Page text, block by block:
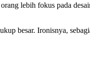
lebih fokus pada
besar. Ironisnya,